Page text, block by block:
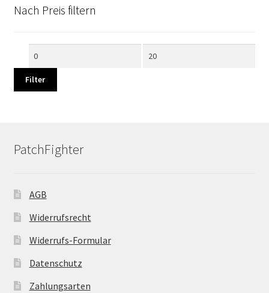
Nach Preis filtern
Min.
Max.
Filter
PatchFighter
AGB
Widerrufsrecht
Widerrufs-Formular
Datenschutz
Zahlungsarten